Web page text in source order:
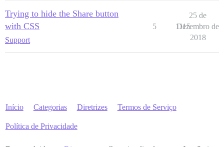
Trying to hide the Share button
with CSS
Support
5 1115
25 de
Dezembro de
2018
Início Categorias Diretrizes Termos de Serviço
Política de Privacidade